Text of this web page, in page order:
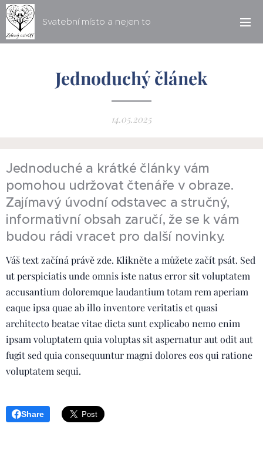
Svatební místo a nejen to
Jednoduchý článek
14.05.2025
Jednoduché a krátké články vám
pomohou udržovat čtenáře v obraze.
Zajímavý úvodní odstavec a stručný,
informativní obsah zaručí, že se k vám
budou rádi vracet pro další novinky.
Váš text začíná právě zde. Klikněte a můžete začít psát. Sed
ut perspiciatis unde omnis iste natus error sit voluptatem
accusantium doloremque laudantium totam rem aperiam
eaque ipsa quae ab illo inventore veritatis et quasi
architecto beatae vitae dicta sunt explicabo nemo enim
ipsam voluptatem quia voluptas sit aspernatur aut odit aut
fugit sed quia consequuntur magni dolores eos qui ratione
voluptatem sequi.
Share